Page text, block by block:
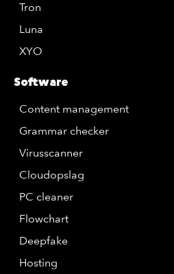
Tron
Luna
XYO
Software
Content management
Grammar checker
Virusscanner
Cloudopslag
PC cleaner
Flowchart
Deepfake
Hosting